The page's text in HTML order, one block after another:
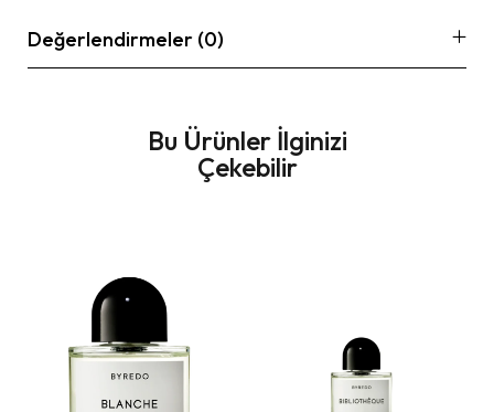
Değerlendirmeler (0)
Bu Ürünler İlginizi
Çekebilir